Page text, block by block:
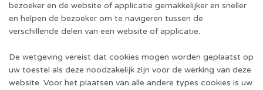
bezoeker en de website of applicatie gemakkelijker en sneller
en helpen de bezoeker om te navigeren tussen de
verschillende delen van een website of applicatie.
De wetgeving vereist dat cookies mogen worden geplaatst op
uw toestel als deze noodzakelijk zijn voor de werking van deze
website. Voor het plaatsen van alle andere types cookies is uw